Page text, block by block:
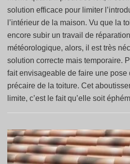
solution efficace pour limiter
l’intérieur de la maison. Vu que la
encore subir un travail de
météorologique, alors, il est très
solution correcte mais temporaire.
fait envisageable de faire une pose
précaire de la toiture. Cet
limite, c’est le fait qu’elle soit